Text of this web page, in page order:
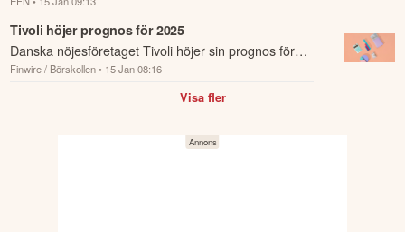
resultatförväntningarna för 2025 och presenterar en
guidning för 2026.
Tivoli höjer prognos för 2025
Danska nöjesföretaget Tivoli höjer sin prognos för
2025 efter en stark julsäsong och räknar nu med en
omsättning på 1 345 miljoner danska kr...
Finwire / Börskollen • 15 Jan 08:16
Visa fler